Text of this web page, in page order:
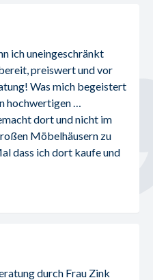
ich uneingeschränkt
preiswert und vor
Was mich begeistert
hochwertigen
dort und nicht im
Möbelhäusern zu
dass ich dort kaufe und
durch Frau Zink